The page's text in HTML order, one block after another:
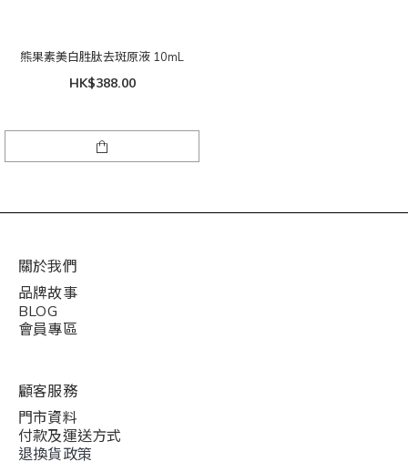
熊果素美白胜肽去斑原液 10mL
HK$388.00
關於我們
品牌故事
BLOG
會員專區
顧客服務
門市資料
付款及運送方式
退換貨政策